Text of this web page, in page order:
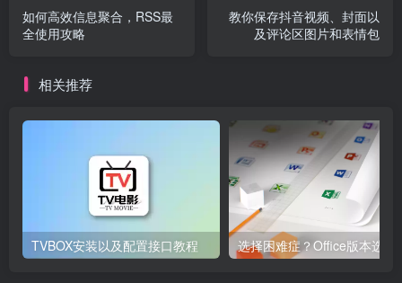
如何高效信息聚合，RSS最
全使用攻略
教你保存抖音视频、封面以
及评论区图片和表情包
相关推荐
TVBOX安装以及配置接口教程